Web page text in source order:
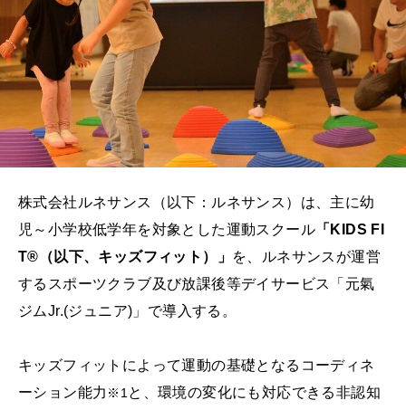
株式会社ルネサンス（以下：ルネサンス）は、主に幼
児～小学校低学年を対象とした運動スクール 「KIDS FI
T®（以下、キッズフィット）」 を、ルネサンスが運営
するスポーツクラブ及び放課後等デイサービス「元氣
ジムJr.(ジュニア)」で導入する。
キッズフィットによって運動の基礎となるコーディネ
ーション能力 ※1と、環境の変化にも対応できる非認知